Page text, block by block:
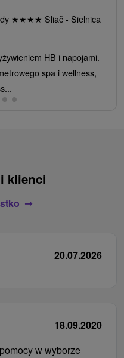
★★★★ Sliač - Sielnica
HB i napojami.
spa i wellness,
klienci
20.07.2026
18.09.2020
w wyborze